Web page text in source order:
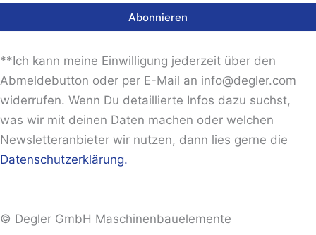
Abonnieren
**Ich kann meine Einwilligung jederzeit über den
Abmeldebutton oder per E-Mail an info@degler.com
widerrufen. Wenn Du detaillierte Infos dazu suchst,
was wir mit deinen Daten machen oder welchen
Newsletteranbieter wir nutzen, dann lies gerne die
Datenschutzerklärung.
© Degler GmbH Maschinenbauelemente